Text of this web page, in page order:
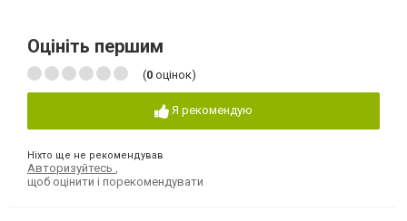
Оцініть першим
(0 оцінок)
Я рекомендую
Ніхто ще не рекомендував
Авторизуйтесь
щоб оцінити і порекомендувати